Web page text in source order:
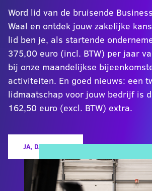
Word lid van de bruisende
Waal en ontdek jouw zakelijke
lid ben je, als startende
375,00 euro (incl. BTW) per jaar
bij onze maandelijkse
activiteiten. En goed nieuws: een
lidmaatschap voor jouw bedrijf is
162,50 euro (excl. BTW) extra.
JA, DAT WIL IK